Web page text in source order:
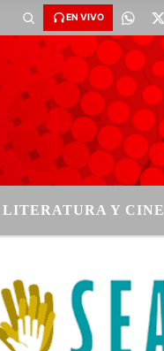
EN VIVO
LITERATURA Y CINE